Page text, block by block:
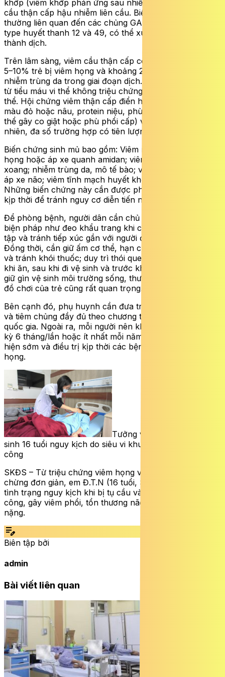
khớp (viêm khớp phản ứng sau nhiễm liên cầu), viêm
cầu thận cấp hậu nhiễm liên cầu. Biến chứng thận
thường liên quan đến các chủng GAS gây bệnh như
type huyết thanh 12 và 49, có thể xuất hiện rải rác hoặc
thành dịch.
Trên lâm sàng, viêm cầu thận cấp có thể gặp ở khoảng
5–10% trẻ bị viêm họng và khoảng 25% trường hợp
nhiễm trùng da trong giai đoạn dịch. Biểu hiện đa dạng,
từ tiểu máu vi thể không triệu chứng đến tiểu máu đại
thể. Hội chứng viêm thận cấp điển hình với nước tiểu
màu đỏ hoặc nâu, protein niệu, phù, tăng huyết áp (có
thể gây co giật hoặc phù phổi cấp) và suy thận cấp. Tuy
nhiên, đa số trường hợp có tiên lượng tốt.
Biến chứng sinh mủ bao gồm: Viêm mô tế bào vùng hầu
họng hoặc áp xe quanh amidan; viêm tai giữa; viêm
xoang; nhiễm trùng da, mô tế bào; viêm màng não hoặc
áp xe não; viêm tĩnh mạch huyết khối tĩnh mạch cảnh.
Những biến chứng này cần được phát hiện và điều trị
kịp thời để tránh nguy cơ diễn tiến nặng.
Để phòng bệnh, người dân cần chủ động thực hiện các
biện pháp như đeo khẩu trang khi cần thiết; hạn chế tụ
tập và tránh tiếp xúc gần với người đang mắc bệnh.
Đồng thời, cần giữ ấm cơ thể, hạn chế sử dụng nước đá
và tránh khói thuốc; duy trì thói quen rửa tay sạch trước
khi ăn, sau khi đi vệ sinh và trước khi chăm sóc trẻ. Việc
giữ gìn vệ sinh môi trường sống, thường xuyên làm sạch
đồ chơi của trẻ cũng rất quan trọng.
Bên cạnh đó, phụ huynh cần đưa trẻ đi uống vitamin A
và tiêm chủng đầy đủ theo chương trình tiêm chủng
quốc gia. Ngoài ra, mỗi người nên khám sức khỏe định
kỳ 6 tháng/lần hoặc ít nhất mỗi năm một lần để phát
hiện sớm và điều trị kịp thời các bệnh lý có thể gây viêm
họng.
Tưởng viêm họng nhẹ, nữ
sinh 16 tuổi nguy kịch do siêu vi khuẩn kháng thuốc tấn
công
SKĐS – Từ triệu chứng viêm họng và sốt cao tưởng
chừng đơn giản, em Đ.T.N (16 tuổi, Sơn La) đã rơi vào
tình trạng nguy kịch khi bị tụ cầu vàng kháng thuốc tấn
công, gây viêm phổi, tổn thương não và hở van tim
nặng.
edit_note
Biên tập bởi
admin
Bài viết liên quan